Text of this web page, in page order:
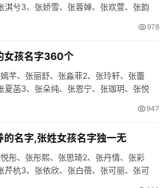
淇兮3、张娇雪、张蓉婵、张欢萱、张韵
978
女孩名字360个
芊、张丽舒、张淼菲2、张玲轩、张蕾
夏菡3、张朵纯、张恩宁、张珈玥、张悦
947
的名字,张姓女孩名字独一无
彤、张彤熙、张思琦2、张丹情、张彩
芹杭3、张依欣、张白蓓、张可丽、张可